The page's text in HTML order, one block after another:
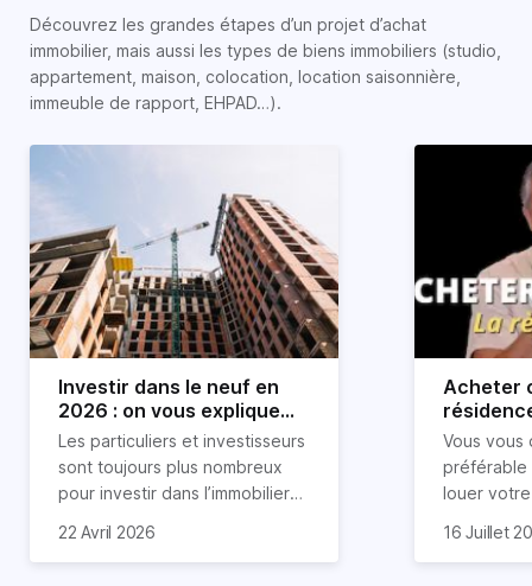
Découvrez les grandes étapes d’un projet d’achat
immobilier, mais aussi les types de biens immobiliers (studio,
appartement, maison, colocation, location saisonnière,
immeuble de rapport, EHPAD…).
Investir dans le neuf en
2026 : on vous explique
tout !
Les particuliers et investisseurs
sont toujours plus nombreux
pour investir dans l’immobilier
nombreux avantages à choisir
22 Avril 2026
Acheter
règle
révélée
Vous vous
préférable
louer
expert en
16 Juillet